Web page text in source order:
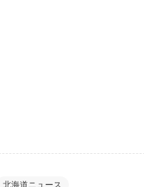
北海道ニュース